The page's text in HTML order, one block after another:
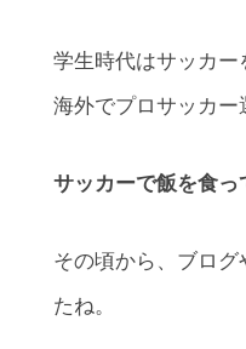
学生時代はサッカ
海外でプロサッカー
サッカーで飯を食っ
その頃から、ブロ
たね。